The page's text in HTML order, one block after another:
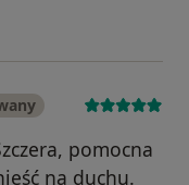
pomocna
na duchu.